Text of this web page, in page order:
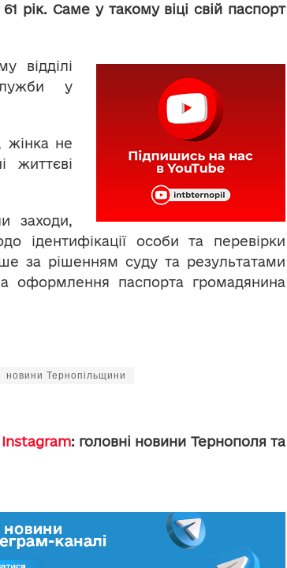
рік. Саме у такому віці свій паспорт
відділі
у
жінка не
життєві
заходи,
ідентифікації особи та перевірки
за рішенням суду та результатами
оформлення паспорта громадянина
новини Тернопільщини
Instagram: головні новини Тернополя та